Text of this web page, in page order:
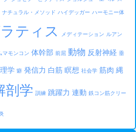
ナチュラル・メソッド ハイデッガー ハーモニー体
ティス メディテーション ルアン
マモンコン 体幹部 前屈 動物 反射神経 垂
学 癖 発信力 白筋 瞑想 社会学 筋肉 縄
剖学 訓練 跳躍力 連動 鉄コン筋クリー